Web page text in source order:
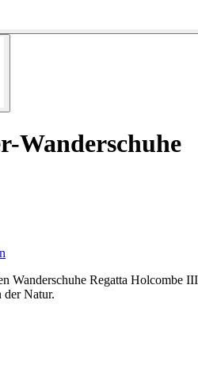
Wanderschuhe
Wanderschuhe Regatta Holcombe III
der Natur.